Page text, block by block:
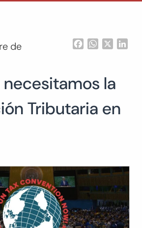
BUSCAR
de
FacebookWhatsApp
necesitamos la
Tributaria en